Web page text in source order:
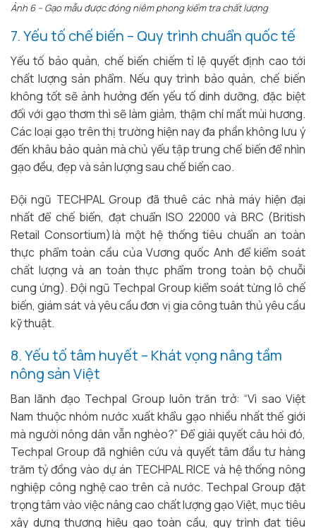
Ảnh 6 – Gạo mẫu được đóng niêm phong kiểm tra chất lượng
7. Yếu tố chế biến – Quy trình chuẩn quốc tế
Yếu tố bảo quản, chế biến chiếm tỉ lệ quyết định cao tới
chất lượng sản phẩm. Nếu quy trình bảo quản, chế biến
không tốt sẽ ảnh hưởng đến yếu tố dinh dưỡng, đặc biệt
đối với gạo thơm thì sẽ làm giảm, thậm chí mất mùi hương.
Các loại gạo trên thị trường hiện nay đa phần không lưu ý
đến khâu bảo quản mà chủ yếu tập trung chế biến để nhìn
gạo đều, đẹp và sản lượng sau chế biến cao.
Đội ngũ TECHPAL Group đã thuê các nhà máy hiện đại
nhất để chế biến, đạt chuẩn ISO 22000 và BRC (British
Retail Consortium) là một hệ thống tiêu chuẩn an toàn
thực phẩm toàn cầu của Vương quốc Anh để kiểm soát
chất lượng và an toàn thực phẩm trong toàn bộ chuỗi
cung ứng). Đội ngũ Techpal Group kiểm soát từng lô chế
biến, giám sát và yêu cầu đơn vị gia công tuân thủ yêu cầu
kỹ thuật.
8. Yếu tố tâm huyết – Khát vọng nâng tầm
nông sản Việt
Ban lãnh đạo Techpal Group luôn trăn trở: “Vì sao Việt
Nam thuộc nhóm nước xuất khẩu gạo nhiều nhất thế giới
mà người nông dân vẫn nghèo?” Để giải quyết câu hỏi đó,
Techpal Group đã nghiên cứu và quyết tâm đầu tư hàng
trăm tỷ đồng vào dự án TECHPAL RICE và hệ thống nông
nghiệp công nghệ cao trên cả nước. Techpal Group đặt
trọng tâm vào việc nâng cao chất lượng gạo Việt, mục tiêu
xây dựng thương hiệu gạo toàn cầu, quy trình đạt tiêu